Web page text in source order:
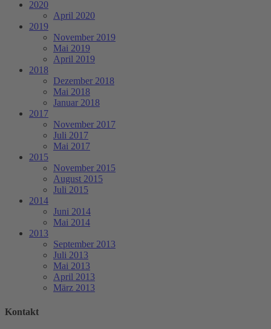
2020
April 2020
2019
November 2019
Mai 2019
April 2019
2018
Dezember 2018
Mai 2018
Januar 2018
2017
November 2017
Juli 2017
Mai 2017
2015
November 2015
August 2015
Juli 2015
2014
Juni 2014
Mai 2014
2013
September 2013
Juli 2013
Mai 2013
April 2013
März 2013
Kontakt